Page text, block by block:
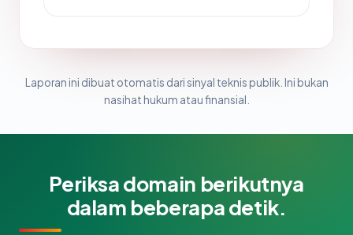
Laporan ini dibuat otomatis dari sinyal teknis publik. Ini bukan
nasihat hukum atau finansial.
Periksa domain berikutnya
dalam beberapa detik.